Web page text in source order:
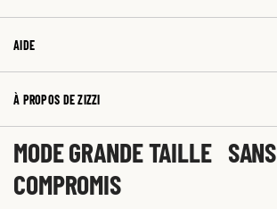
AIDE
À PROPOS DE ZIZZI
MODE GRANDE TAILLE SANS
COMPROMIS